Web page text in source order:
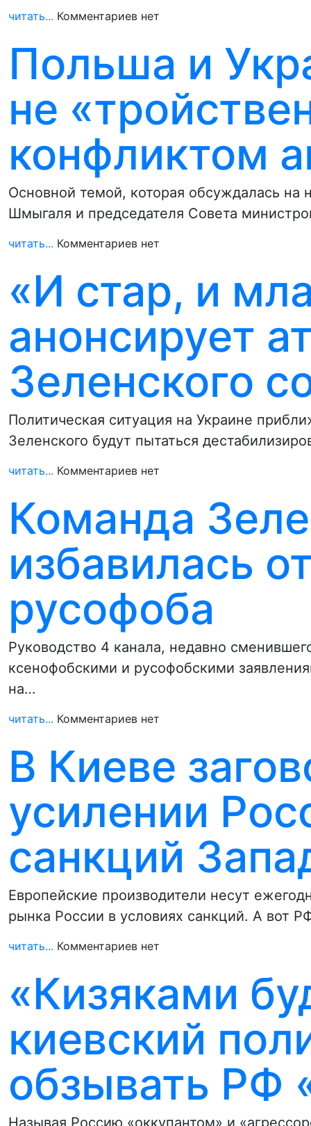
читать... Комментариев нет
Польша и
не
конфликтом
Основной темой, которая обсуждалась
Шмыгаля и председателя Совета
читать... Комментариев нет
«И стар, и
анонсирует
Зеленского
Политическая ситуация на Украине
Зеленского будут пытаться
читать... Комментариев нет
Команда
избавилась
русофоба
Руководство 4 канала, недавно
ксенофобскими и русофобскими
на…
читать... Комментариев нет
В Киеве
усилении
санкций
Европейские производители несут
рынка России в условиях санкций. А вот
читать... Комментариев нет
«Кизяками
киевский
обзывать РФ
Называя Россию «оккупантом» и